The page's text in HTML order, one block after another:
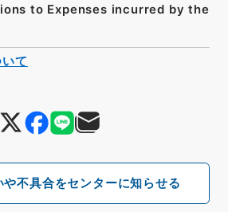
不具合をセンターに知らせる
to Expenses incurred by the
て